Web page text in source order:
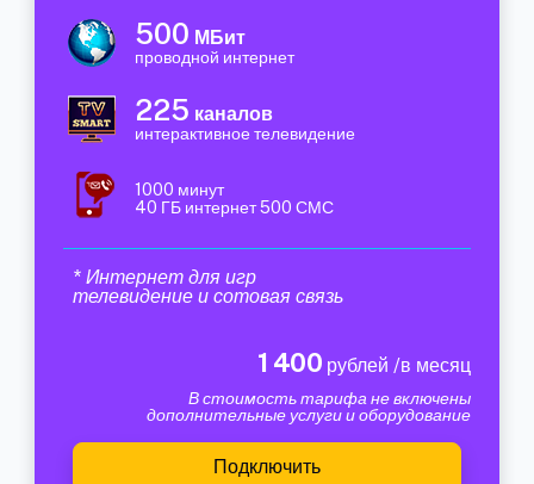
500 МБит
проводной интернет
225 каналов
интерактивное телевидение
1000 минут
40 ГБ интернет 500 СМС
* Интернет для игр
телевидение и сотовая связь
1 400 рублей /в месяц
В стоимость тарифа не включены
дополнительные услуги и оборудование
Подключить